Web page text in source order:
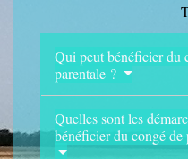
Qui peut bénéficier du
parentale ?
Quelles sont les
bénéficier du congé de